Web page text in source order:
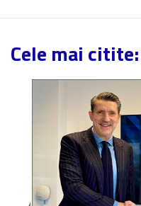
Cele mai citite: